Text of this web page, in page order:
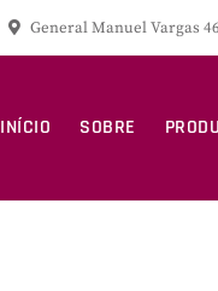
General Manuel Vargas
INÍCIO SOBRE